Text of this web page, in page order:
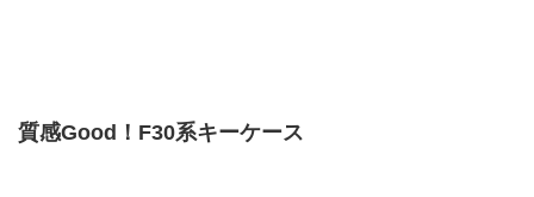
質感Good！F30系キーケース